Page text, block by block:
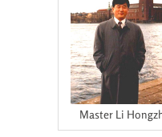
Master Li